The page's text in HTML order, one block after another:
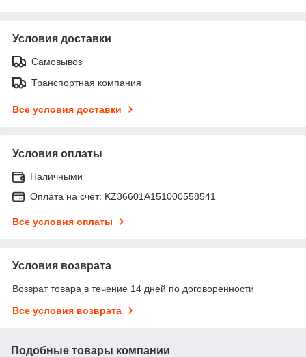
Условия доставки
Самовывоз
Транспортная компания
Все условия доставки
Условия оплаты
Наличными
Оплата на счёт: KZ36601A151000558541
Все условия оплаты
Условия возврата
Возврат товара в течение 14 дней по договоренности
Все условия возврата
Подобные товары компании